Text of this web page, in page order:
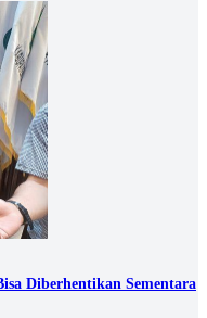
Diberhentikan Sementara